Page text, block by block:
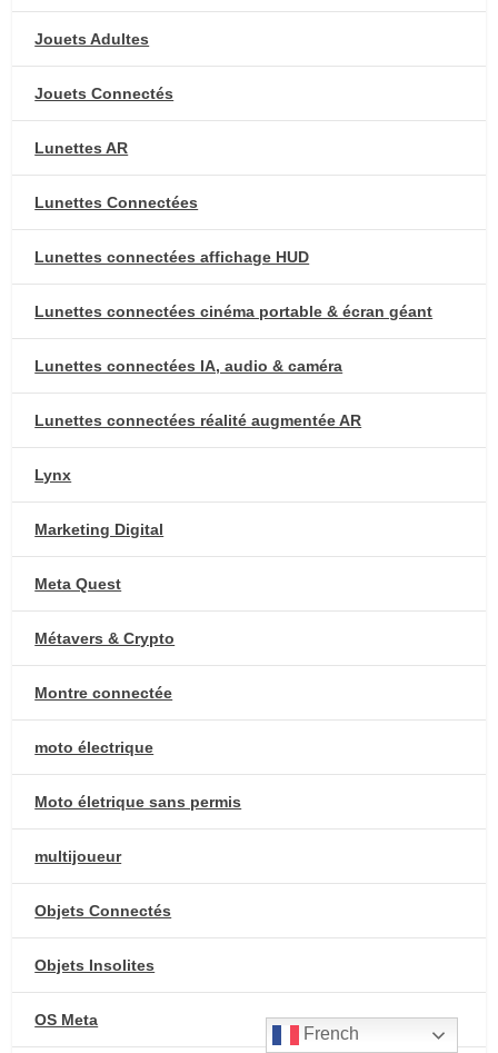
Jouets Adultes
Jouets Connectés
Lunettes AR
Lunettes Connectées
Lunettes connectées affichage HUD
Lunettes connectées cinéma portable & écran géant
Lunettes connectées IA, audio & caméra
Lunettes connectées réalité augmentée AR
Lynx
Marketing Digital
Meta Quest
Métavers & Crypto
Montre connectée
moto électrique
Moto életrique sans permis
multijoueur
Objets Connectés
Objets Insolites
OS Meta
French